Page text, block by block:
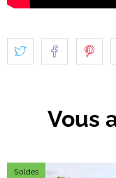
Vous
Soldes